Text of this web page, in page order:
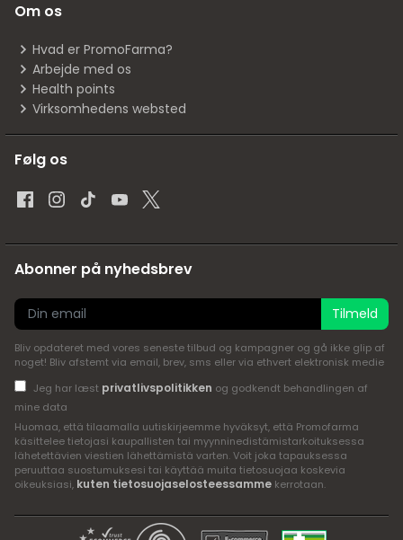
Om os
Hvad er PromoFarma?
Arbejde med os
Health points
Virksomhedens websted
Følg os
Abonner på nyhedsbrev
Tilmeld
Bliv opdateret med vores seneste tilbud og kampagner og gå ikke glip af
noget! Bliv afstemt via email, brev, sms eller via ethvert elektronisk medie
Jeg har læst privatlivspolitikken og godkendt behandlingen af
mine data
Huomaa, että tilaamalla uutiskirjeemme hyväksyt, että Promofarma
käsittelee tietojasi kaupallisten tai myynninedistämistarkoituksessa
lähetettävien viestien lähettämistä varten. Voit joka tapauksessa
peruuttaa suostumuksesi tai käyttää muita tietosuojaa koskevia
oikeuksiasi, kuten tietosuojaselosteessamme kerrotaan.